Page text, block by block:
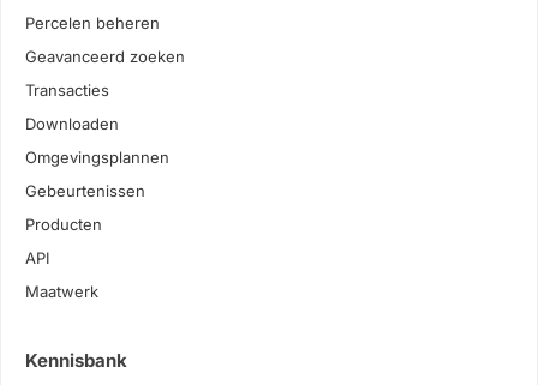
Percelen beheren
Geavanceerd zoeken
Transacties
Downloaden
Omgevingsplannen
Gebeurtenissen
Producten
API
Maatwerk
Kennisbank